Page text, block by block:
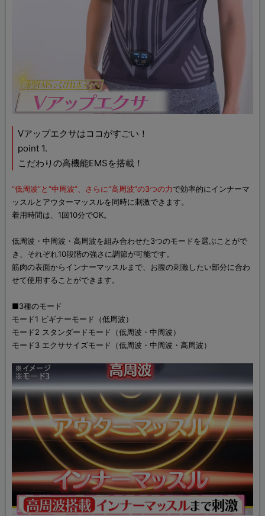
Vアップエクサはココがすごい！
point 1.
こだわりの高機能EMSを搭載！
“低周波”と“中周波”、さらに“高周波”の3つの力で効率的にインナーマ
ッスルとアウターマッスルを同時に刺激できます。
着用時間は、1回10分でOK。
低周波・中周波・高周波を組み合わせた3つのモードを選ぶことがで
き、それぞれ10段階の強さに調節が可能です。
筋肉の表面からインナーマッスルまで、お腹の刺激したい部分に合わ
せて使用することができます。
■3種のモード
モード1 ビギナーモード（低周波）
モード2 スタンダードモード（低周波・中周波）
モード3 エクササイズモード（低周波・中周波・高周波）